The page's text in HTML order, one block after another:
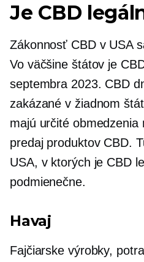
Je CBD
Zákonnosť CBD v USA
Vo väčšine štátov je
septembra 2023. CBD
zakázané v žiadnom
majú určité obmedzenia
predaj produktov CBD.
USA, v ktorých je CBD
podmienečne.
Havaj
Fajčiarske výrobky,